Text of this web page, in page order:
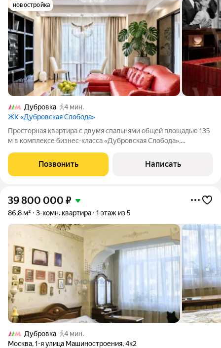
новостройка
Дубровка
4 мин.
ЖК «Дубровская Слобода»
Просторная квартира с двумя спальнями общей площадью 135
м в комплексе бизнес-класса «Дубровская Слобода»,
по индивидуальному проекту в современном стиле с
элементами ар-деко, на полу выложен
Позвонить Написать
39 800 000 ₽
86,8 м² 3-комн. квартира 1 этаж из 5
Дубровка
4 мин.
Москва,1-я улица Машиностроения,4к2